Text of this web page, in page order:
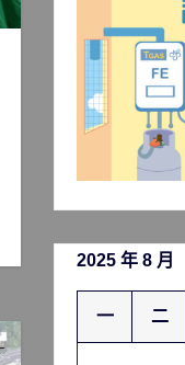
2025 年 8 月
一 二